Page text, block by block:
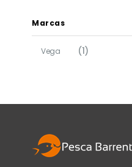
Marcas
Vega (1)